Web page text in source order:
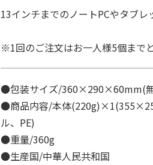
13インチまでのノートPCやタブレ
※1回のご注文はお一人様5個まで
●包装サイズ/360×290×60mm(
●商品内容/本体
ル、PE)
●重量/360g
●生産国/中華人民共和国